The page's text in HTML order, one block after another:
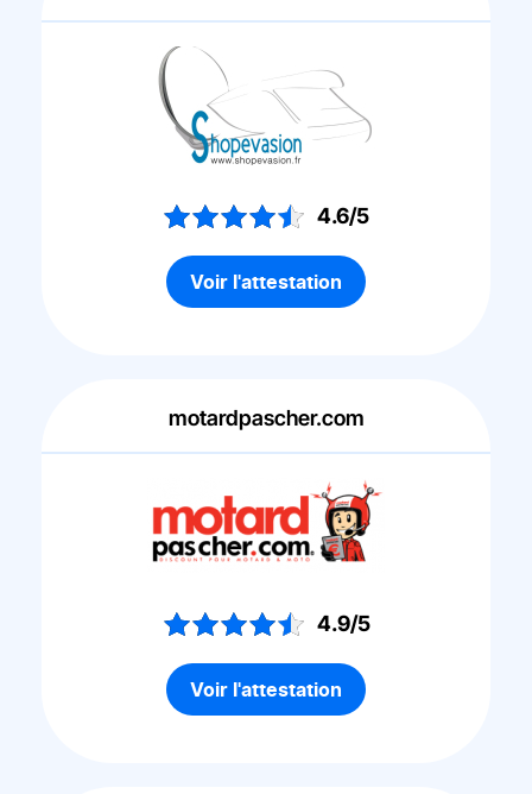
4.6/5
Voir l'attestation
motardpascher.com
4.9/5
Voir l'attestation